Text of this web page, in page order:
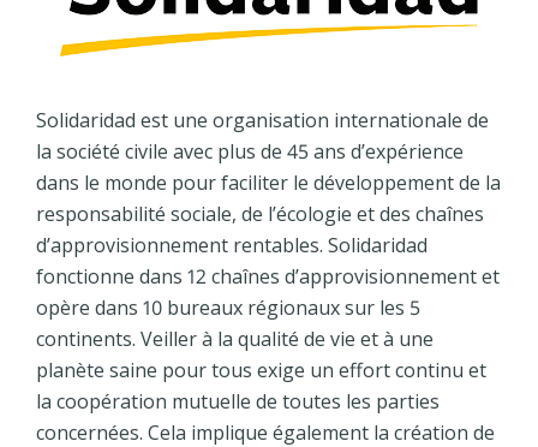
Solidaridad est une organisation internationale de
la société civile avec plus de 45 ans d’expérience
dans le monde pour faciliter le développement de la
responsabilité sociale, de l’écologie et des chaînes
d’approvisionnement rentables. Solidaridad
fonctionne dans 12 chaînes d’approvisionnement et
opère dans 10 bureaux régionaux sur les 5
continents. Veiller à la qualité de vie et à une
planète saine pour tous exige un effort continu et
la coopération mutuelle de toutes les parties
concernées. Cela implique également la création de